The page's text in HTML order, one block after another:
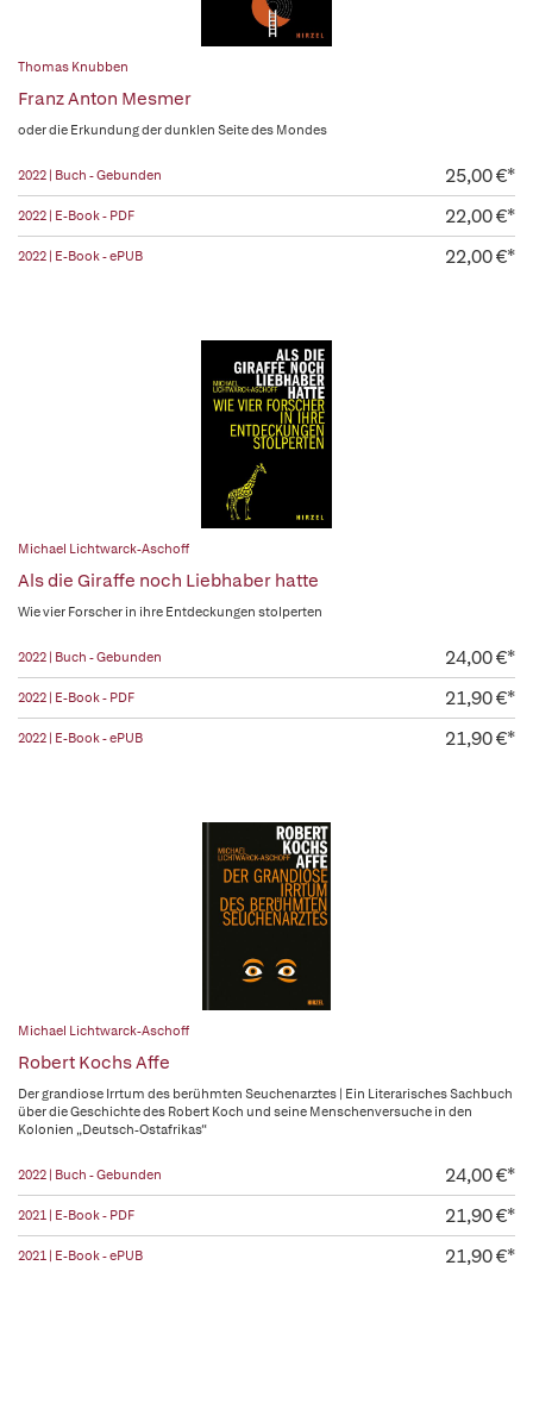
Thomas Knubben
Franz Anton Mesmer
oder die Erkundung der dunklen Seite des Mondes
2022 | Buch - Gebunden 25,00 €*
2022 | E-Book - PDF 22,00 €*
2022 | E-Book - ePUB 22,00 €*
Michael Lichtwarck-Aschoff
Als die Giraffe noch Liebhaber hatte
Wie vier Forscher in ihre Entdeckungen stolperten
2022 | Buch - Gebunden 24,00 €*
2022 | E-Book - PDF 21,90 €*
2022 | E-Book - ePUB 21,90 €*
Michael Lichtwarck-Aschoff
Robert Kochs Affe
Der grandiose Irrtum des berühmten Seuchenarztes | Ein Literarisches Sachbuch
über die Geschichte des Robert Koch und seine Menschenversuche in den
Kolonien „Deutsch-Ostafrikas“
2022 | Buch - Gebunden 24,00 €*
2021 | E-Book - PDF 21,90 €*
2021 | E-Book - ePUB 21,90 €*